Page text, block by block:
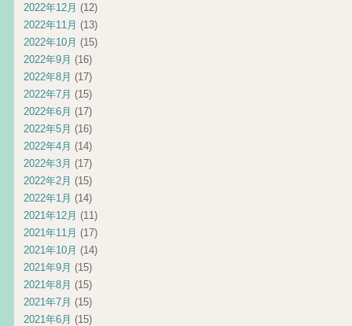
2022年12月 (12)
2022年11月 (13)
2022年10月 (15)
2022年9月 (16)
2022年8月 (17)
2022年7月 (15)
2022年6月 (17)
2022年5月 (16)
2022年4月 (14)
2022年3月 (17)
2022年2月 (15)
2022年1月 (14)
2021年12月 (11)
2021年11月 (17)
2021年10月 (14)
2021年9月 (15)
2021年8月 (15)
2021年7月 (15)
2021年6月 (15)